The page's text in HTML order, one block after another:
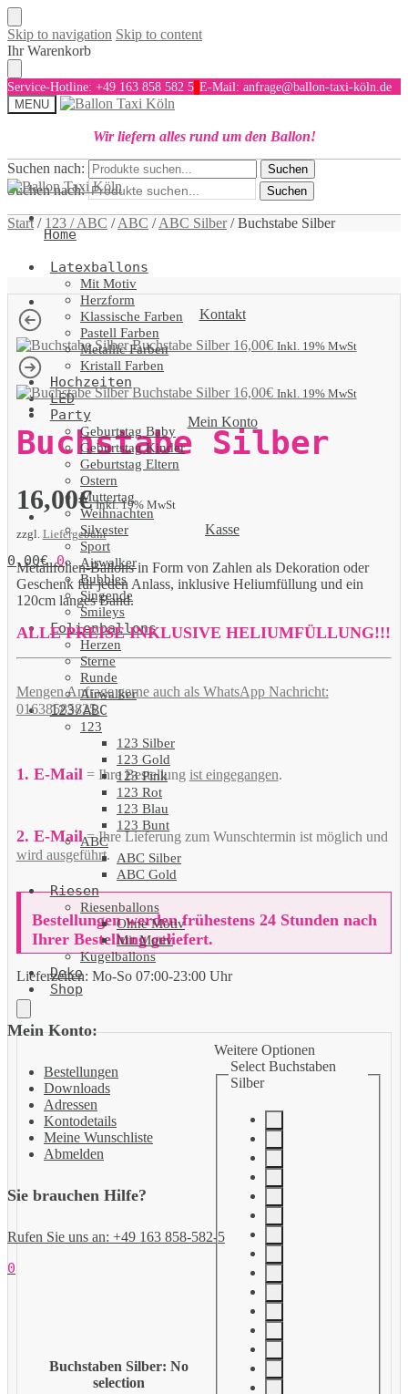
Skip to navigation Skip to content
Ihr Warenkorb
Service-Hotline: +49 163 858 582 5 E-Mail: anfrage@ballon-taxi-köln.de
MENU
Wir liefern alles rund um den Ballon!
Suchen nach: Suchen
Kontakt
Mein Konto
Kasse
0,00€ 0
Suchen nach: Suchen
Home
Latexballons
Mit Motiv
Herzform
Klassische Farben
Pastell Farben
Metallic Farben
Kristall Farben
Hochzeiten
LED
Party
Geburtstag Baby
Geburtstag Kinder
Geburtstag Eltern
Ostern
Muttertag
Weihnachten
Silvester
Sport
Airwalker
Bubbles
Singende
Smileys
Folienballons
Herzen
Sterne
Runde
Airwalker
123/ABC
123
123 Silber
123 Gold
123 Pink
123 Rot
123 Blau
123 Bunt
ABC
ABC Silber
ABC Gold
Riesen
Riesenballons
Ohne Motiv
Mit Motiv
Kugelballons
Deko
Shop
Mein Konto:
Bestellungen
Downloads
Adressen
Kontodetails
Meine Wunschliste
Abmelden
Sie brauchen Hilfe?
Rufen Sie uns an: +49 163 858-582-5
0
Start / 123 / ABC /ABC /ABC Silber/Buchstabe Silber
Buchstabe Silber 16,00€ Inkl. 19% MwSt
Buchstabe Silber 16,00€ Inkl. 19% MwSt
Buchstabe Silber
16,00€ Inkl. 19% MwSt
zzgl. Liefergebühr
Metallfolien-Ballons in Form von Zahlen als Dekoration oder
Geschenk für jeden Anlass, inklusive Heliumfüllung und ein
120cm langes Band.
ALLE PREISE INKLUSIVE HELIUMFÜLLUNG!!!
Mengen Anfrage gerne auch als WhatsApp Nachricht:
01638585825.
1. E-Mail = Ihre Bestellung ist eingegangen.
2. E-Mail= Ihre Lieferung zum Wunschtermin ist möglich und
wird ausgeführt.
Bestellungen werden frühestens 24 Stunden nach
Ihrer Bestellung geliefert.
Lieferzeiten: Mo-So 07:00-23:00 Uhr
Buchstaben Silber: No
selection
Weitere Optionen
Select Buchstaben
Silber